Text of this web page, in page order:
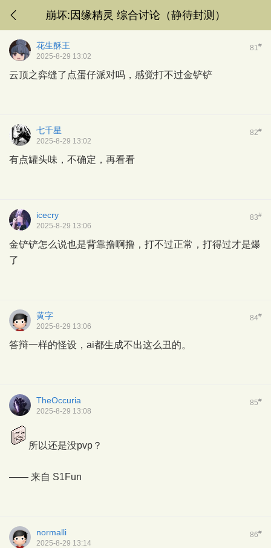
崩坏:因缘精灵 综合讨论（静待封测）
81#
花生酥王
2025-8-29 13:02
云顶之弈缝了点蛋仔派对吗，感觉打不过金铲铲
82#
七千星
2025-8-29 13:02
有点罐头味，不确定，再看看
83#
icecry
2025-8-29 13:06
金铲铲怎么说也是背靠撸啊撸，打不过正常，打得过才是爆
了
84#
黄字
2025-8-29 13:06
答辩一样的怪设，ai都生成不出这么丑的。
85#
TheOccuria
2025-8-29 13:08
所以还是没pvp？
—— 来自 S1Fun
86#
normalli
2025-8-29 13:14